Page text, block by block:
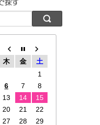
木 金
土
1
6 7
8
13 14
15
20 21
22
27 28
29